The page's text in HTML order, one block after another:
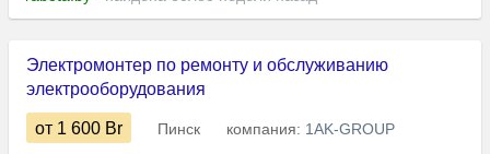
Электромонтер по ремонту и обслуживанию
электрооборудования
от 1 600 Br Пинск компания: 1AK-GROUP